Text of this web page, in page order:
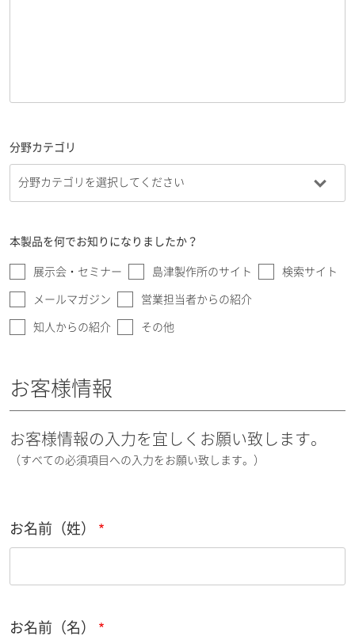
分野カテゴリ
本製品を何でお知りになりましたか？
展示会・セミナー 島津製作所のサイト 検索サイト
メールマガジン 営業担当者からの紹介
知人からの紹介 その他
お客様情報
お客様情報の入力を宜しくお願い致します。
（すべての必須項目への入力をお願い致します。）
お名前（姓）
お名前（名）